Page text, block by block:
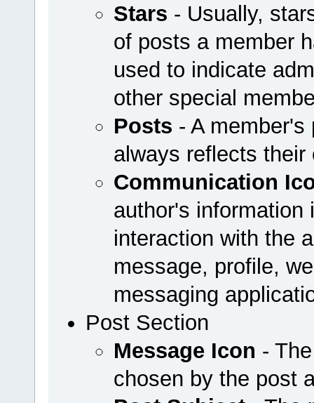
Stars - Usually,
of posts a member
used to indicate
other special
Posts - A
always reflects
Communication
author's information
interaction with the
message, profile,
messaging
Post Section
Message Icon -
chosen by the post